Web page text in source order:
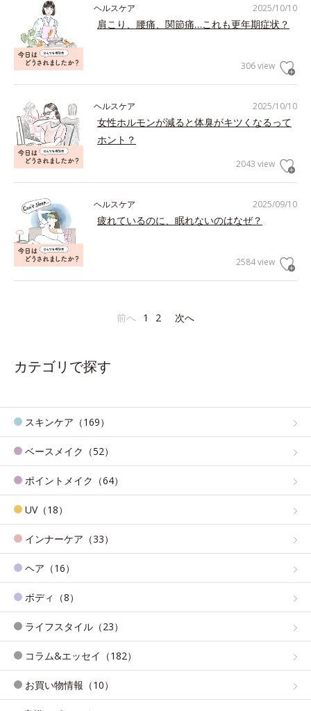
2025/10/10
ヘルスケア
肩こり、腰痛、関節痛…これも更年期症状？
306 view
2025/10/10
ヘルスケア
女性ホルモンが減ると体臭がキツくなるって
ホント？
2043 view
2025/09/10
ヘルスケア
疲れているのに、眠れないのはなぜ？
2584 view
前へ 1 2 次へ
カテゴリで探す
スキンケア（169）
ベースメイク（52）
ポイントメイク（64）
UV（18）
インナーケア（33）
ヘア（16）
ボディ（8）
ライフスタイル（23）
コラム&エッセイ（182）
お買い物情報（10）